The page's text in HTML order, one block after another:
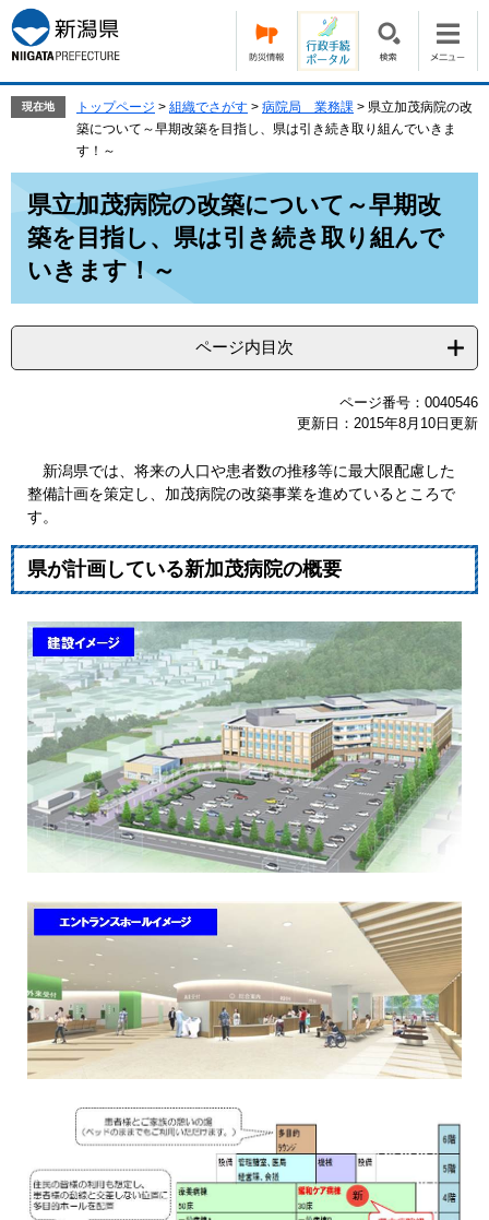
ー
ジ
の
す。
ニ
ュ
ー
し
現在地 トップページ > 組織でさがす > 病院局 業務課 > 県立加茂病院の改
築について～早期改築を目指し、県は引き続き取り組んでいきま
す！～
県立加茂病院の改築について～早期改
築を目指し、県は引き続き取り組んで
いきます！～
ページ内目次
ページ番号：0040546
更新日：2015年8月10日更新
新潟県では、将来の人口や患者数の推移等に最大限配慮した
整備計画を策定し、加茂病院の改築事業を進めているところで
す。
県が計画している新加茂病院の概要